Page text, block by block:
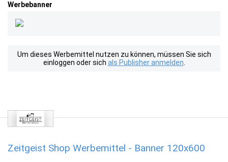
Werbebanner
Um dieses Werbemittel nutzen zu können, müssen Sie sich
einloggen oder sich als Publisher anmelden
Zeitgeist Shop Werbemittel - Banner 120x600